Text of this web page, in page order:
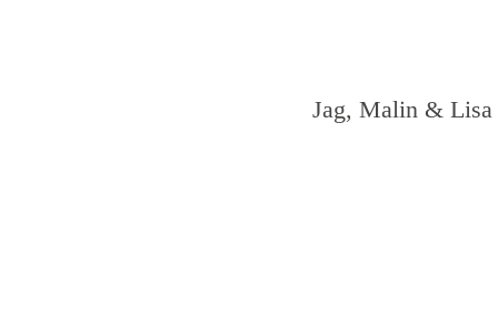
Jag, Malin & Lisa